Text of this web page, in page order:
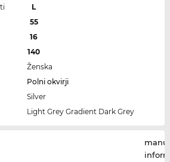
L
55
16
140
Ženska
Polni okvirji
Silver
Light Grey Gradient Dark Grey